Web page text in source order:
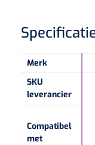
Speculaire
Lasers
Merk
SKU
leverancier
Compatibel
met